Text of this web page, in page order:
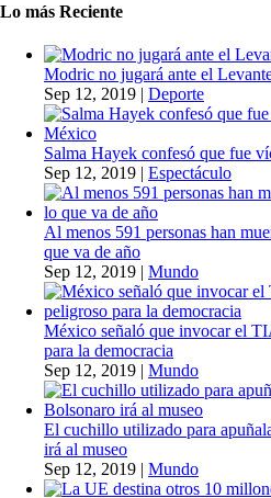
Lo más Reciente
Modric no jugará ante el
Sep 12, 2019 | Deporte
Salma Hayek confesó que fue
Sep 12, 2019 | Espectáculo
Al menos 591 personas han
que va de año
Sep 12, 2019 | Mundo
México señaló que invocar el
para la democracia
Sep 12, 2019 | Mundo
El cuchillo utilizado para
irá al museo
Sep 12, 2019 | Mundo